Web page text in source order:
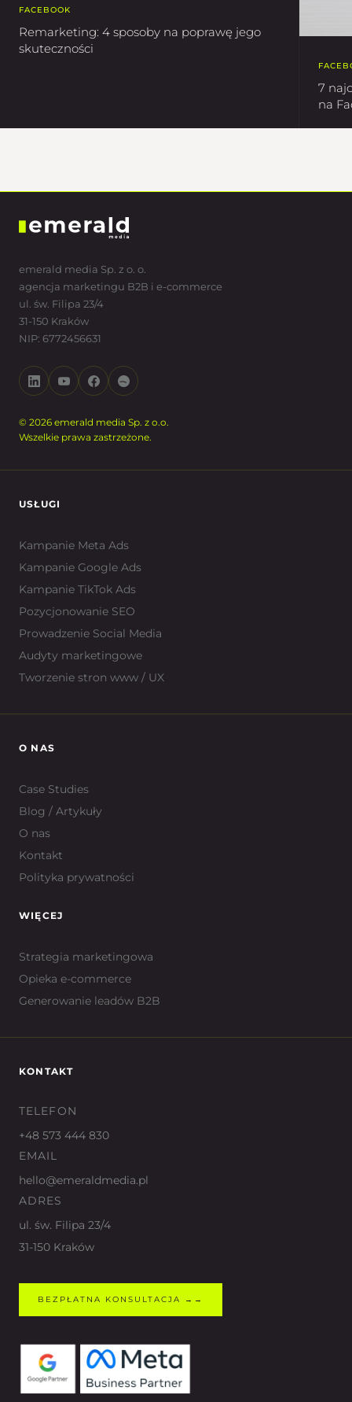
FACEBOOK
Remarketing: 4 sposoby na poprawę jego
skuteczności
7
na
emerald media Sp. z o. o.
agencja marketingu B2B i e-commerce
ul. św. Filipa 23/4
31-150 Kraków
NIP: 6772456631
© 2026 emerald media Sp. z o.o.
Wszelkie prawa zastrzeżone.
USŁUGI
Kampanie Meta Ads
Kampanie Google Ads
Kampanie TikTok Ads
Pozycjonowanie SEO
Prowadzenie Social Media
Audyty marketingowe
Tworzenie stron www / UX
O NAS
Case Studies
Blog / Artykuły
O nas
Kontakt
Polityka prywatności
WIĘCEJ
Strategia marketingowa
Opieka e-commerce
Generowanie leadów B2B
KONTAKT
TELEFON
+48 573 444 830
EMAIL
hello@emeraldmedia.pl
ADRES
ul. św. Filipa 23/4
31-150 Kraków
BEZPŁATNA KONSULTACJA →